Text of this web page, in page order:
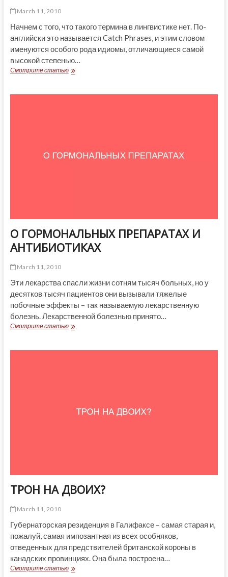
March 11, 2010
Начнем с того, что такого термина в лингвистике нет. По-
английски это называется Catch Phrases, и этим словом
именуются особого рода идиомы, отличающиеся самой
высокой степенью…
Смотрите статьюМЕТКОФОРИЗМЫ
О ГОРМОНАЛЬНЫХ ПРЕПАРАТАХ И
АНТИБИОТИКАХ
March 11, 2010
Эти лекарства спасли жизни сотням тысяч больных, но у
десятков тысяч пациентов они вызывали тяжелые
побочные эффекты – так называемую лекарственную
болезнь. Лекарственной болезнью принято…
Смотрите статьюО
ТРОН НА ДВОИХ?
March 11, 2010
Губернаторская резиденция в Галифаксе – самая старая и,
пожалуй, самая импозантная из всех особняков,
отведенных для предствителей британской короны в
канадских провинциях. Она была построена…
Смотрите статьюТРОН